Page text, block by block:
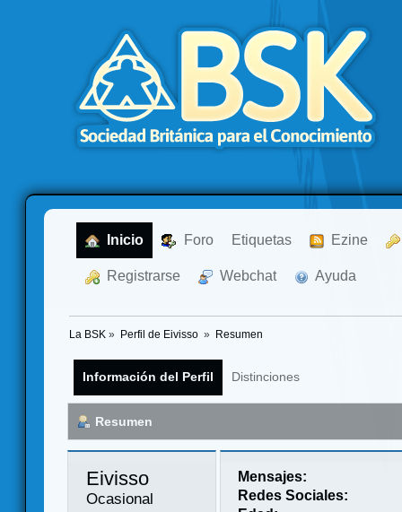
Inicio Foro Etiquetas Ezine
Registrarse Webchat Ayuda
La BSK » Perfil de Eivisso » Resumen
Información del Perfil Distinciones
Resumen
Eivisso
Ocasional
Mensajes:
Redes Sociales: